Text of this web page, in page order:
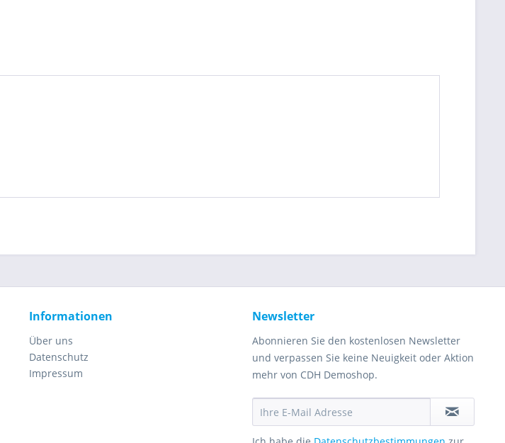
Informationen
Über uns
Datenschutz
Impressum
Newsletter
Abonnieren Sie den kostenlosen Newsletter
und verpassen Sie keine Neuigkeit oder Aktion
mehr von CDH Demoshop.